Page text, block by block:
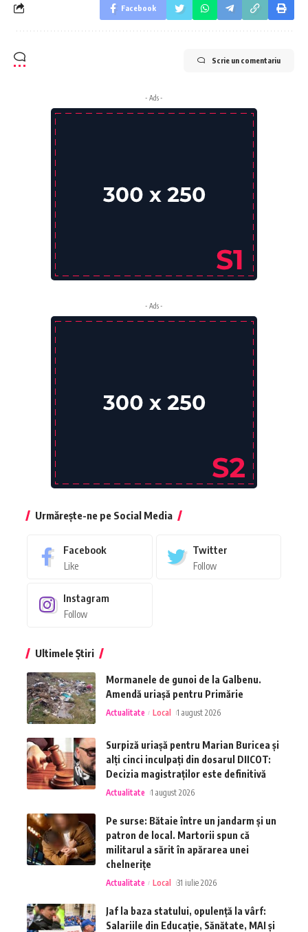
Facebook
Scrie un comentariu
- Ads -
- Ads -
Urmărește-ne pe Social Media
Facebook
Like
Twitter
Follow
Instagram
Follow
Ultimele Știri
Mormanele de gunoi de la Galbenu.
Amendă uriașă pentru Primărie
Actualitate Local 1 august 2026
Surpiză uriașă pentru Marian Buricea și
alți cinci inculpați din dosarul DIICOT:
Decizia magistraților este definitivă
Actualitate 1 august 2026
Pe surse: Bătaie între un jandarm și un
patron de local. Martorii spun că
militarul a sărit în apărarea unei
chelnerițe
Actualitate Local 31 iulie 2026
Jaf la baza statului, opulență la vârf:
Salariile din Educație, Sănătate, MAI și